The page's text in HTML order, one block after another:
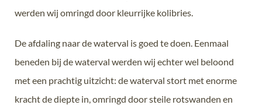
werden wij omringd door kleurrijke kolibries.
De afdaling naar de waterval is goed te doen. Eenmaal
beneden bij de waterval werden wij echter wel beloond
met een prachtig uitzicht: de waterval stort met enorme
kracht de diepte in, omringd door steile rotswanden en